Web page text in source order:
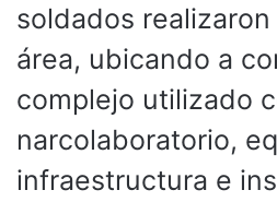
soldados
área, ubicando a
complejo utilizado
narcolaboratorio,
infraestructura e